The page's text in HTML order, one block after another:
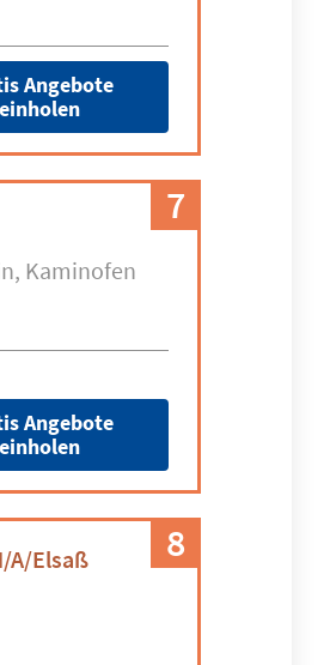
Angebote
einholen
7
Kaminofen
Angebote
einholen
8
A/Elsaß